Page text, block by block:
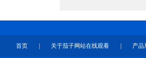
首页 关于茄子网站在线观看 产品